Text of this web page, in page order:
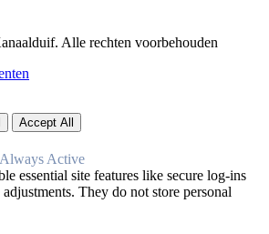
Alle rechten voorbehouden
Accept All
Always Active
essential site features like secure log-ins
They do not store personal